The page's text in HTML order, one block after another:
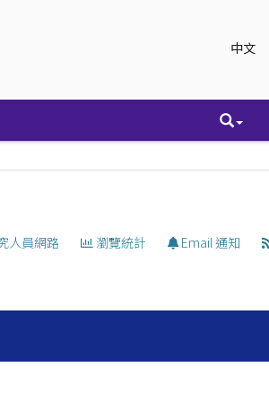
中文
人員網路 瀏覽統計 Email 通知